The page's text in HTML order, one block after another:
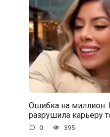
Ошибка на миллион:
разрушила карьеру
0 395